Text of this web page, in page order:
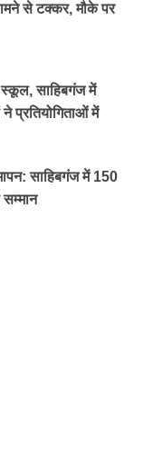
से टक्कर, मौके पर
स्कूल, साहिबगंज में
ने प्रतियोगिताओं में
साहिबगंज में 150